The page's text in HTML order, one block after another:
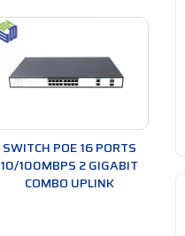
SWITCH POE 16 PORTS
10/100MBPS 2 GIGABIT
COMBO UPLINK